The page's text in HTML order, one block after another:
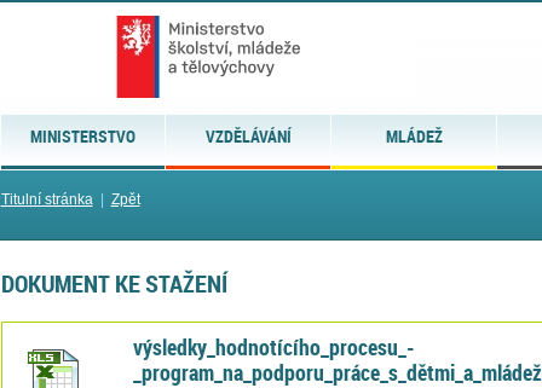
MINISTERSTVO VZDĚLÁVÁNÍ MLÁDEŽ
Titulní stránka| Zpět
DOKUMENT KE STAŽENÍ
výsledky_hodnotícího_procesu_-